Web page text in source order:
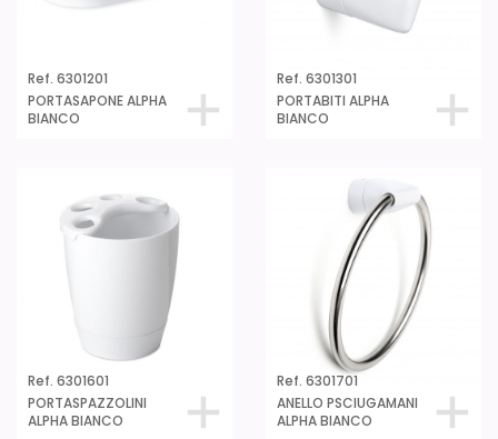
Ref. 6301201
PORTASAPONE ALPHA
BIANCO
Ref. 6301301
PORTABITI ALPHA
BIANCO
Ref. 6301601
PORTASPAZZOLINI
ALPHA BIANCO
Ref. 6301701
ANELLO PSCIUGAMANI
ALPHA BIANCO